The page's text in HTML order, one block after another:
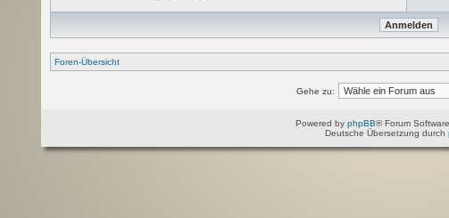
Foren-Übersicht
Gehe zu:
Powered by phpBB® Forum
Deutsche Übersetzung durch